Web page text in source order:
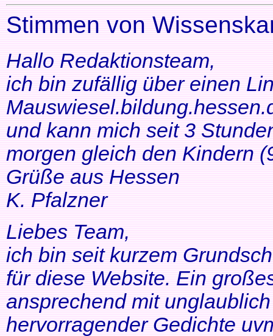
Stimmen von
Hallo Redaktionsteam,
ich bin zufällig über einen
und kann mich seit 3
morgen gleich den Kindern
Grüße aus Hessen
K. Pfalzner
Liebes Team,
ich bin seit kurzem
für diese Website. Ein
ansprechend mit
hervorragender Gedichte